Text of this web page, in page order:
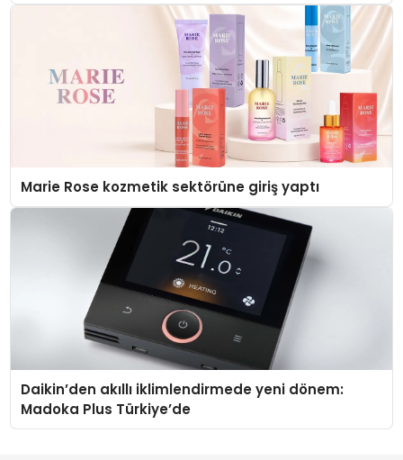
Marie Rose kozmetik sektörüne giriş yaptı
Daikin’den akıllı iklimlendirmede yeni dönem:
Madoka Plus Türkiye’de